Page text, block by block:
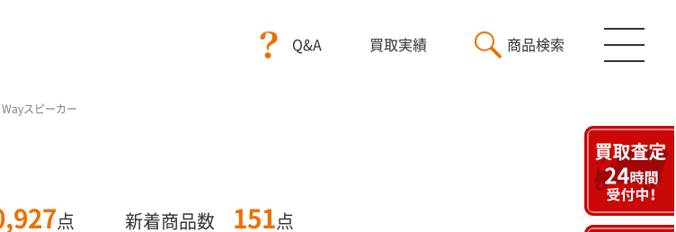
Q&A 買取実績 商品検索
スピーカー
点 新着商品数 151 点